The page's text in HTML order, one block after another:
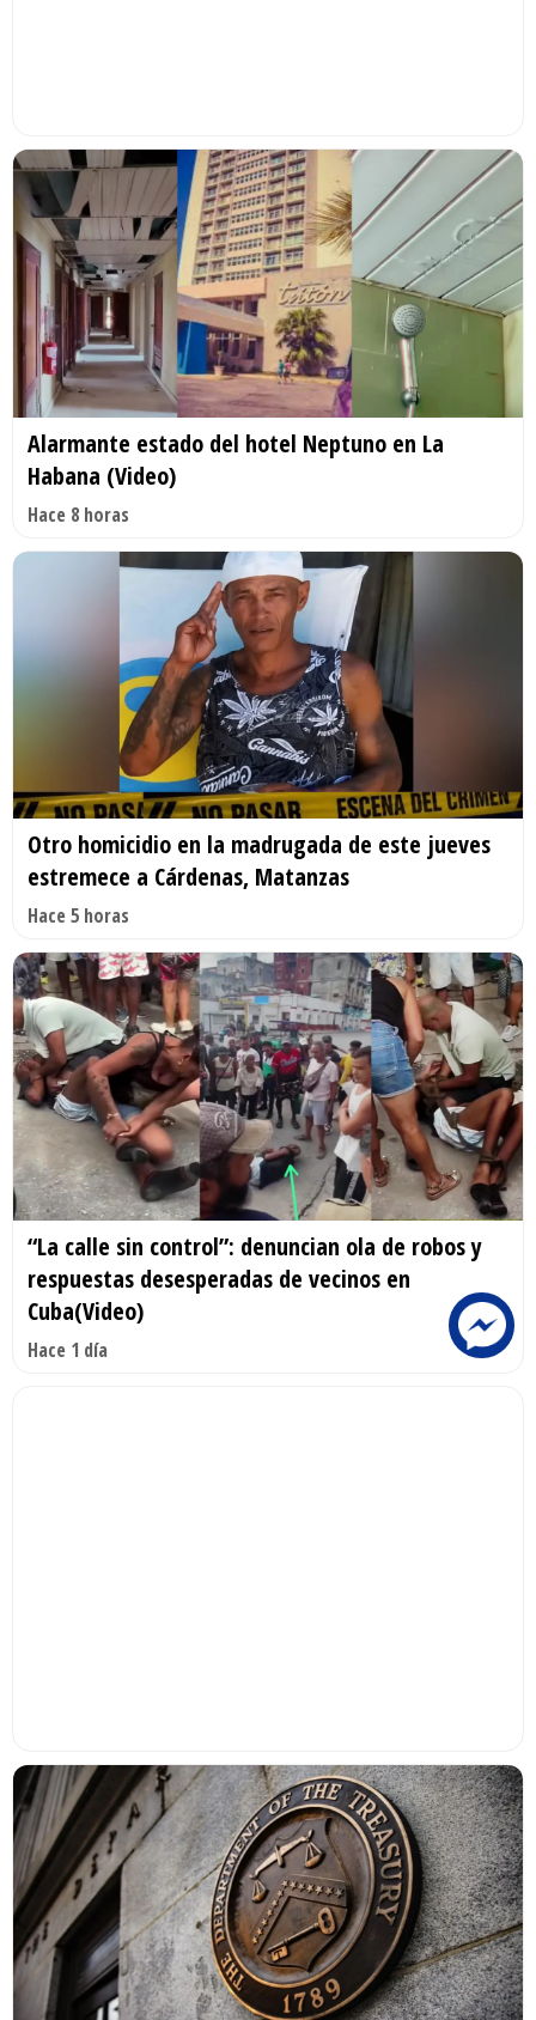
Alarmante estado del hotel Neptuno en La
Habana (Video)
Hace 8 horas
Otro homicidio en la madrugada de este jueves
estremece a Cárdenas, Matanzas
Hace 5 horas
“La calle sin control”: denuncian ola de robos y
respuestas desesperadas de vecinos en
Cuba(Video)
Hace 1 día